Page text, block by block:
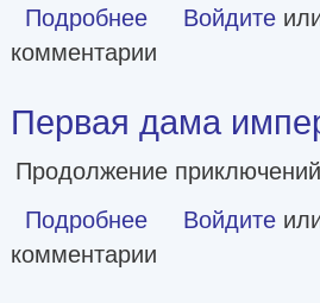
Подробнее о Рождение мага [СИ]
Войдите
комментарии
Первая дама
Продолжение
Подробнее о Первая дама империи
Войдите
комментарии